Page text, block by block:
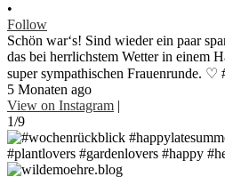
•
Follow
Schön war‘s! Sind wieder ein paar
das bei herrlichstem Wetter in einem
super sympathischen Frauenrunde. ♡
5 Monaten ago
View on Instagram |
1/9